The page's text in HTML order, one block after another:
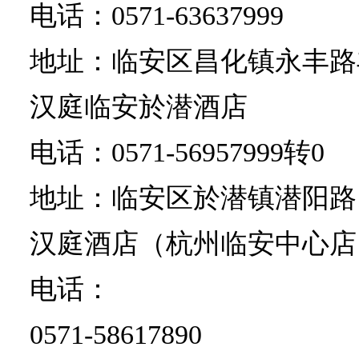
电话：0571-63637999
地址：临安区昌化镇永丰
汉庭临安於潜酒店
电话：0571-56957999转0
地址：临安区於潜镇潜阳
汉庭酒店（杭州临安中心
电话：
0571-58617890